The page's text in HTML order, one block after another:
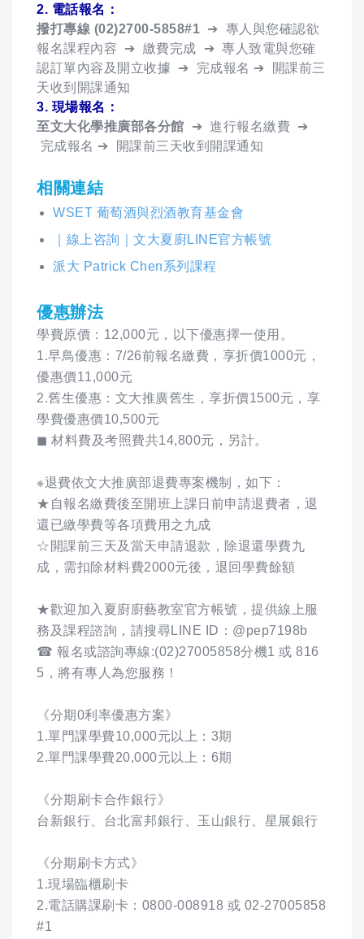
2. 電話報名：
撥打專線 (02)2700-5858#1 ➔ 專人與您確認欲
報名課程內容 ➔ 繳費完成 ➔ 專人致電與您確
認訂單內容及開立收據 ➔ 完成報名 ➔ 開課前三
天收到開課通知
3. 現場報名：
至文大化學推廣部各分館
➔ 進行報名繳費 ➔
完成報名 ➔ 開課前三天收到開課通知
相關連結
WSET 葡萄酒與烈酒教育基金會
｜線上咨詢｜文大夏廚LINE官方帳號
派大 Patrick Chen系列課程
優惠辦法
學費原價：12,000元，以下優惠擇一使用。
1.早鳥優惠：7/26前報名繳費，享折價1000元，
優惠價11,000元
2.舊生優惠：文大推廣舊生，享折價1500元，享
學費優惠價10,500元
◼ 材料費及考照費共14,800元，另計。
※退費依文大推廣部退費專案機制，如下：
★自報名繳費後至開班上課日前申請退費者，退
還已繳學費等各項費用之九成
☆開課前三天及當天申請退款，除退還學費九
成，需扣除材料費2000元後，退回學費餘額
★歡迎加入夏廚廚藝教室官方帳號，提供線上服
務及課程諮詢，請搜尋LINE ID：@pep7198b
☎ 報名或諮詢專線:(02)27005858分機1 或 816
5，將有專人為您服務！
《分期0利率優惠方案》
1.單門課學費10,000元以上：3期
2.單門課學費20,000元以上：6期
《分期刷卡合作銀行》
台新銀行、台北富邦銀行、玉山銀行、星展銀行
《分期刷卡方式》
1.現場臨櫃刷卡
2.電話購課刷卡：0800-008918 或 02-27005858
#1